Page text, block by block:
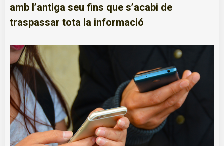
amb l’antiga seu fins que s’acabi de
traspassar tota la informació